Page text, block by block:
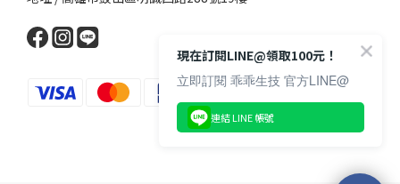
現在訂閱LINE@領取100元！
立即訂閱 乖乖生技 官方LINE@
連結 LINE 帳號